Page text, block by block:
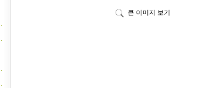
큰 이미지 보기